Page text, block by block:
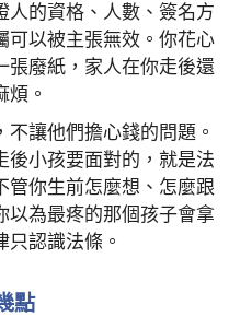
人的資格、人數、簽名方
以被主張無效。你花心
張廢紙，家人在你走後還
煩。
讓他們擔心錢的問題。
後小孩要面對的，就是法
你生前怎麼想、怎麼跟
以為最疼的那個孩子會拿
認識法條。
點